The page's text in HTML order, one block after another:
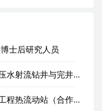
士后研究人员
中国石油大学（北京）石油工程学院高压水射流钻井与完井实验室2026年招聘智能钻完井方向博士后启事
清华大学能源与动力工程系动力工程及工程热流动站（合作导师姜培学）2026年招聘2名博士后